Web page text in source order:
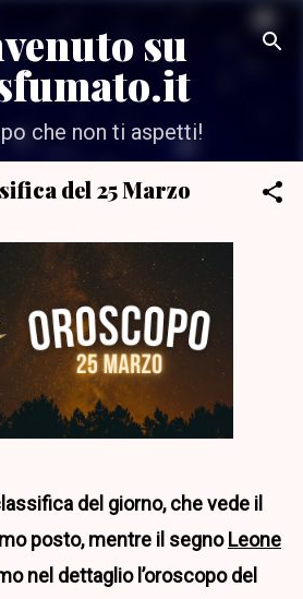
contenuti principali
su
che non ti aspetti!
del 25 Marzo
del giorno, che vede il
posto, mentre il segnoLeone
nel dettaglio l’oroscopo del